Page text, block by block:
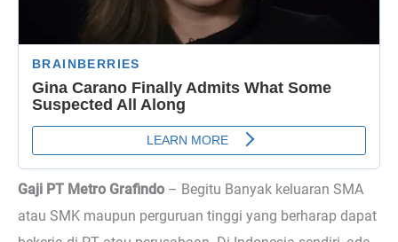
Gaji PT Metro Grafindo – Begitu Banyak keluaran SMA
atau SMK maupun perguruan tinggi yang berharap dapat